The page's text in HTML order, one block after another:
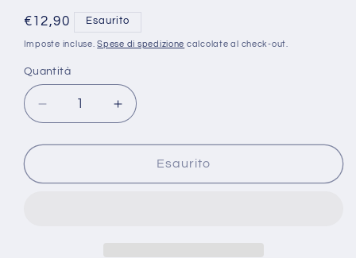
Prezzo
di
€12,90 Esaurito
Imposte incluse.Spese di spedizione calcolate al check-out.
Quantità
Diminuisci
quantità
per
da
Aumenta
quantità
per
Collana
da
Esaurito